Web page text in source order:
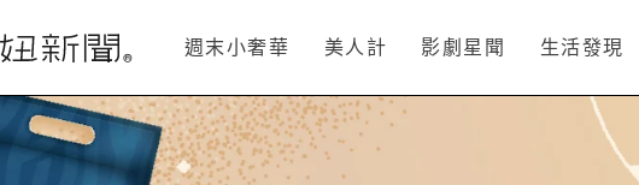
週末小奢華 美人計 影劇星聞 生活發現